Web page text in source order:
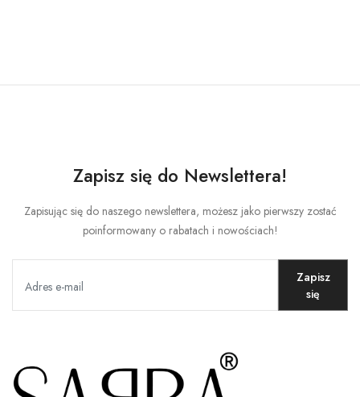
Zapisz się do Newslettera!
Zapisując się do naszego newslettera, możesz jako pierwszy zostać
poinformowany o rabatach i nowościach!
Zapisz
się